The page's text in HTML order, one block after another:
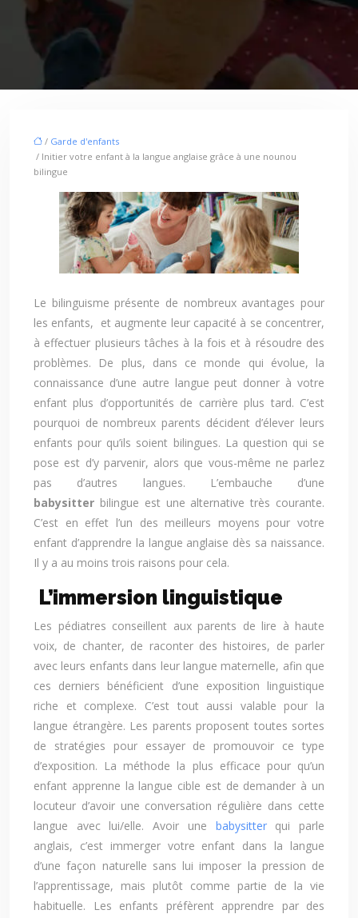
/ Garde d'enfants
/ Initier votre enfant à la langue anglaise grâce à une nounou
bilingue
Le bilinguisme présente de nombreux avantages pour
les enfants, et augmente leur capacité à se concentrer,
à effectuer plusieurs tâches à la fois et à résoudre des
problèmes. De plus, dans ce monde qui évolue, la
connaissance d’une autre langue peut donner à votre
enfant plus d’opportunités de carrière plus tard. C’est
pourquoi de nombreux parents décident d’élever leurs
enfants pour qu’ils soient bilingues. La question qui se
pose est d’y parvenir, alors que vous-même ne parlez
pas d’autres langues. L’embauche d’une
babysitter bilingue est une alternative très courante.
C’est en effet l’un des meilleurs moyens pour votre
enfant d’apprendre la langue anglaise dès sa naissance.
Il y a au moins trois raisons pour cela.
L’immersion linguistique
Les pédiatres conseillent aux parents de lire à haute
voix, de chanter, de raconter des histoires, de parler
avec leurs enfants dans leur langue maternelle, afin que
ces derniers bénéficient d’une exposition linguistique
riche et complexe. C’est tout aussi valable pour la
langue étrangère. Les parents proposent toutes sortes
de stratégies pour essayer de promouvoir ce type
d’exposition. La méthode la plus efficace pour qu’un
enfant apprenne la langue cible est de demander à un
locuteur d’avoir une conversation régulière dans cette
langue avec lui/elle. Avoir une babysitterqui parle
anglais, c’est immerger votre enfant dans la langue
d’une façon naturelle sans lui imposer la pression de
l’apprentissage, mais plutôt comme partie de la vie
habituelle. Les enfants préfèrent apprendre par des